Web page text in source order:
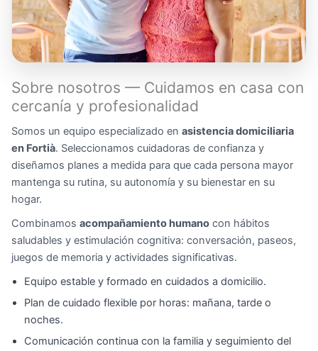
Sobre nosotros — Cuidamos en casa con
cercanía y profesionalidad
Somos un equipo especializado en asistencia domiciliaria
en Fortià. Seleccionamos cuidadoras de confianza y
diseñamos planes a medida para que cada persona mayor
mantenga su rutina, su autonomía y su bienestar en su
hogar.
Combinamos acompañamiento humano con hábitos
saludables y estimulación cognitiva: conversación, paseos,
juegos de memoria y actividades significativas.
Equipo estable y formado en cuidados a domicilio.
Plan de cuidado flexible por horas: mañana, tarde o
noches.
Comunicación continua con la familia y seguimiento del